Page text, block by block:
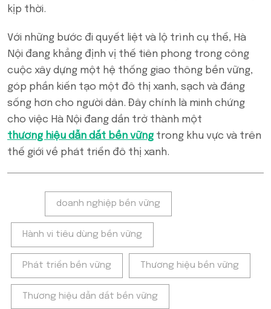
kịp thời.
Với những bước đi quyết liệt và lộ trình cụ thể, Hà
Nội đang khẳng định vị thế tiên phong trong công
cuộc xây dựng một hệ thống giao thông bền vững,
góp phần kiến tạo một đô thị xanh, sạch và đáng
sống hơn cho người dân. Đây chính là minh chứng
cho việc Hà Nội đang dần trở thành một
thương hiệu dẫn dắt bền vững trong khu vực và trên
thế giới về phát triển đô thị xanh.
doanh nghiệp bền vững
Hành vi tiêu dùng bền vững
Phát triển bền vững Thương hiệu bền vững
Thương hiệu dẫn dắt bền vững